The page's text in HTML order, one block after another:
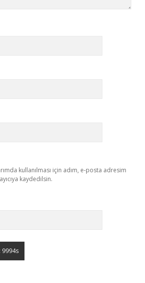
kullanılması için adım, e-posta adresim
kaydedilsin.